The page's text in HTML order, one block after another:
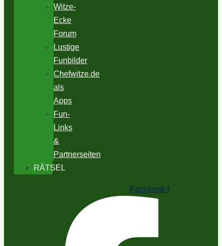
Witze-
Ecke
Forum
Lustige
Funbilder
Chefwitze.de
als
Apps
Fun-
Links
&
Partnerseiten
RÄTSEL
Facebook-f